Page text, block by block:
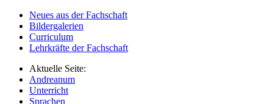
Neues aus der Fachschaft
Bildergalerien
Curriculum
Lehrkräfte der Fachschaft
Aktuelle Seite:
Andreanum
Unterricht
Sprachen